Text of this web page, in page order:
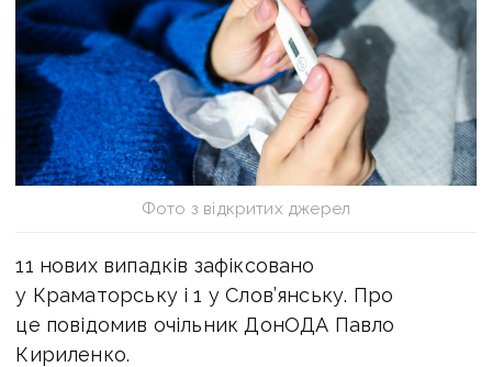
Фото з відкритих джерел
11 нових випадків зафіксовано
у Краматорську і 1 у Слов’янську. Про
це повідомив очільник ДонОДА Павло
Кириленко.